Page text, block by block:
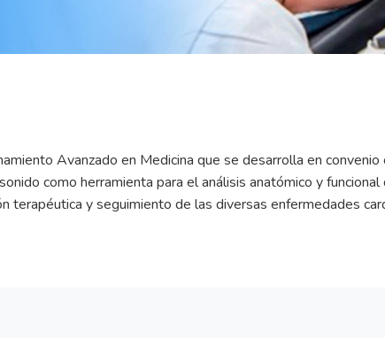
Avanzado en Medicina que se desarrolla en convenio
como herramienta para el análisis anatómico y
terapéutica y seguimiento de las diversas enfermedades